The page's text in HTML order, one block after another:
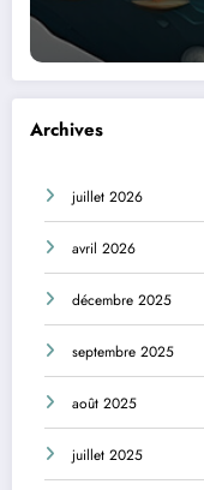
Archives
juillet 2026
avril 2026
décembre 2025
septembre 2025
août 2025
juillet 2025